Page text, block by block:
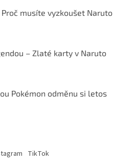
musíte vyzkoušet Naruto
– Zlaté karty v Naruto
Pokémon odměnu si letos
TikTok